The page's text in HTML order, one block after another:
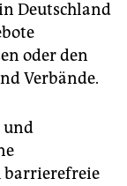
Deutschland
oder den
Verbände.
und
barrierefreie